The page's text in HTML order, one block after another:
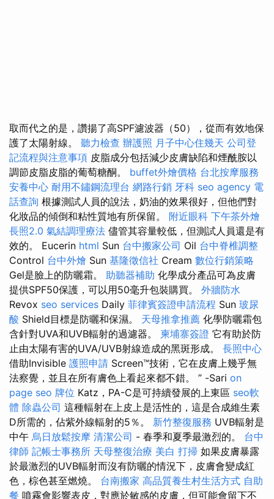
取而代之的是，讚揚了高SPF濾波器（50），從而有效地保
護了太陽射線。 聽力檢查 辦護照 月子中心住幾天 公司登
記流程與注意事項 皮脂成分包括減少皮膚缺陷和煙酰胺以
調節皮脂皮脂的葡萄糖酮。 buffet外燴價格 台北按摩服務
安養中心 耐用不鏽鋼流理台 網路行銷 牙科 seo agency 電
話查詢 根據測試人員的說法，奶油的效果很好，但他們對
化妝品的傾倒和粘性質地有所保留。 附近眼科 下午茶外燴
長照2.0 氣結調理療法 儘管其容量較低，但測試人員還是有
效的。 Eucerin html Sun 台中搬家公司 Oil 台中脊椎調整
Control 台中外燴 Sun 基隆徵信社 Cream 數位行銷策略
Gel是臉上的防曬霜。 助聽器補助 化學成分產品可為皮膚
提供SPF50保護，可以用50毫升包裝購買。 外牆防水
Revox seo services Daily 菲律賓簽證申請流程 Sun 玻尿
酸 Shield目標是防曬和保濕。 天母推拿推薦 化學防曬霜包
含針對UVA和UVB輻射的過濾器。 柬埔寨簽證 它有助於防
止由太陽有害的UVA/UVB射線造成的黑斑形成。 長照中心
借助Invisible 護照申請 Screen™技術，它在皮膚上幾乎無
法察覺，並且在所有膚色上看起來都不錯。 ” -Sari on
page seo 牌位 Katz，PA-C是可持續發展的上東區 seo軟
體 除蟲公司 這種輻射在上皮上是活性的，這是合成維生素
D所需的，佔紫外線輻射的5％。 新竹整復服務 UVB輻射是
中午 烏日放鬆按摩 清潔公司 - 春季和夏季最激烈的。 台中
律師 記帳士事務所 天母整復治療 美白 打掃 如果皮膚暴露
於最激烈的UVB輻射而沒有防曬的情況下，皮膚會變成紅
色，棕色甚至燃燒。 台南搬家 高品質養生村生活方式 自助
餐 噴霧會影響表皮，對應於敏感的皮膚，但可能會留下不